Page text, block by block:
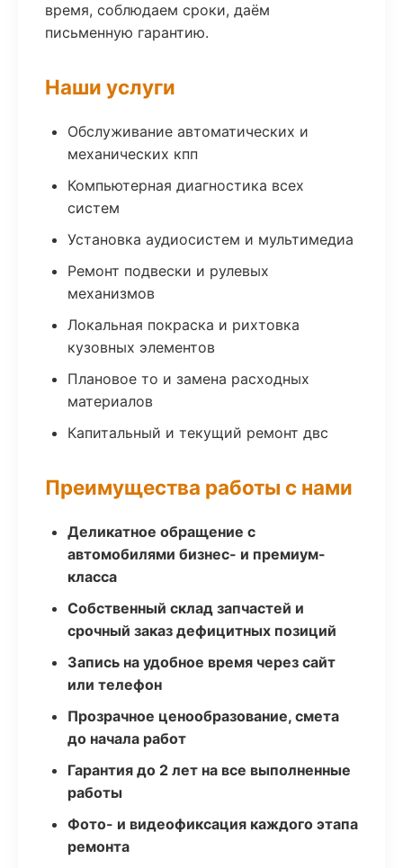
время, соблюдаем сроки, даём
письменную гарантию.
Наши услуги
Обслуживание автоматических и
механических кпп
Компьютерная диагностика всех
систем
Установка аудиосистем и мультимедиа
Ремонт подвески и рулевых
механизмов
Локальная покраска и рихтовка
кузовных элементов
Плановое то и замена расходных
материалов
Капитальный и текущий ремонт двс
Преимущества работы с нами
Деликатное обращение с
автомобилями бизнес- и премиум-
класса
Собственный склад запчастей и
срочный заказ дефицитных позиций
Запись на удобное время через сайт
или телефон
Прозрачное ценообразование, смета
до начала работ
Гарантия до 2 лет на все выполненные
работы
Фото- и видеофиксация каждого этапа
ремонта